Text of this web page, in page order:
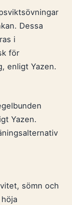
Dessa
i
för
enligt Yazen.
Yazen.
sömn och